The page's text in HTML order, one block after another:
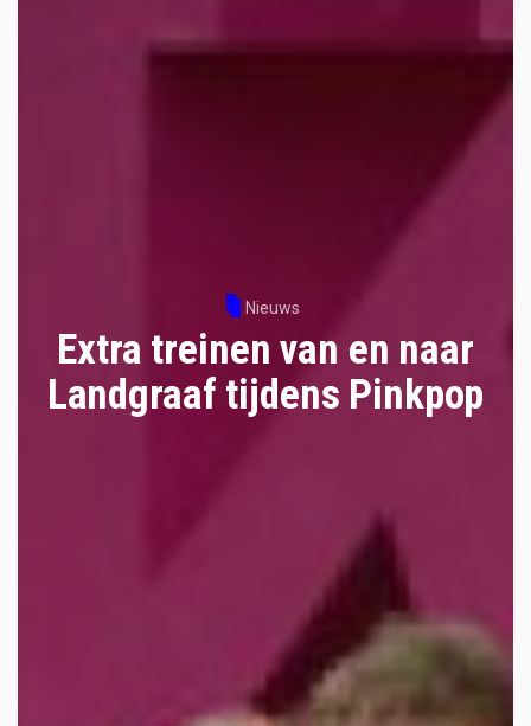
Nieuws
Extra treinen van en naar
Landgraaf tijdens Pinkpop